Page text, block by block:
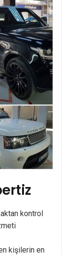
kontrol
kişilerin en